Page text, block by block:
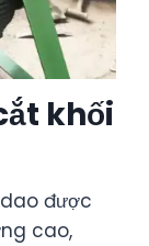
khối
dao được
cao,